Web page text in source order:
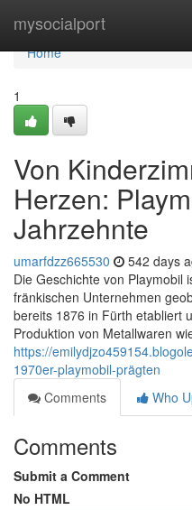
mysocialport
Home
Home
1
Von
Herzen:
Jahrzehnte
umarfdzz665530 542 days
Die Geschichte von Playmobil
fränkischen Unternehmen
bereits 1876 in Fürth etabliert
Produktion von Metallwaren
https://
1970er-playmobil-prägten
Comments
Who
Comments
Submit a Comment
No HTML